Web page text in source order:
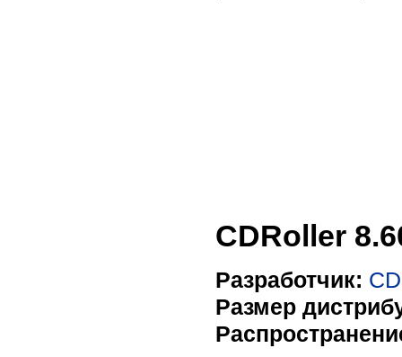
CDRoller
Разработчик:
Размер